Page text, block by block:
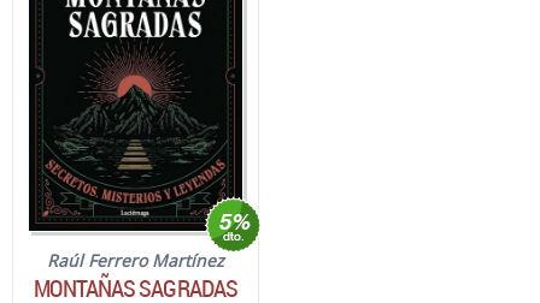
Raúl Ferrero Martínez
MONTAÑAS SAGRADAS